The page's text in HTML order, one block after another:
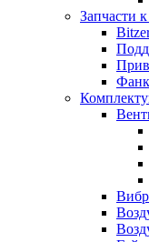
Запчасти